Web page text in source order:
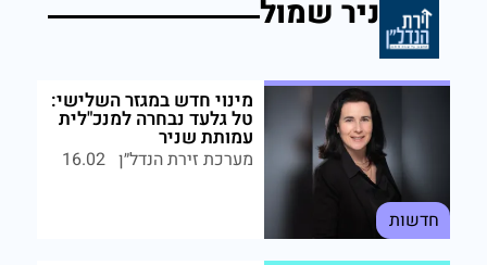
ניר שמול
חדשות
מינוי חדש במגזר השלישי:
טל גלעד נבחרה למנכ"לית
עמותת שניר
מערכת זירת הנדל״ן 16.02